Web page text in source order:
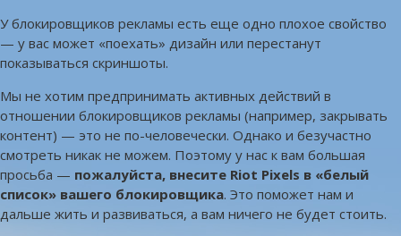
У блокировщиков рекламы есть еще одно плохое свойство
— у вас может «поехать» дизайн или перестанут
показываться скриншоты.
Мы не хотим предпринимать активных действий в
отношении блокировщиков рекламы (например, закрывать
контент) — это не по-человечески. Однако и безучастно
смотреть никак не можем. Поэтому у нас к вам большая
просьба — пожалуйста, внесите Riot Pixels в «белый
список» вашего блокировщика. Это поможет нам и
дальше жить и развиваться, а вам ничего не будет стоить.